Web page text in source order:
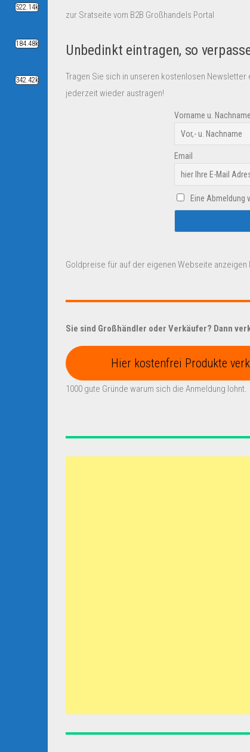
zur Sratseite vom B2B Großhandels Portal
Unbedinkt eintragen, so
Tragen Sie sich in unseren kostenlosen
jederzeit wieder austragen!
Vorname u. Nachname
Email
Eine Abmeldung
Goldpreise für auf der eigenen Webseite anzeigen
Sie sind Großhändler oder Verkäufer? Dann
Hier kostenfrei Produkte
1000 gute Gründe warum sich die Anmeldung lohnt.
522.14k
184.48k
342.42k